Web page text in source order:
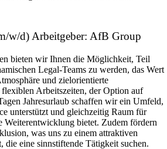
w/d) Arbeitgeber: AfB Group
bieten wir Ihnen die Möglichkeit, Teil
Legal-Teams zu werden, das Wert
und zielorientierte
Arbeitszeiten, der Option auf
Jahresurlaub schaffen wir ein Umfeld,
unterstützt und gleichzeitig Raum für
Weiterentwicklung bietet. Zudem fördern
was uns zu einem attraktiven
die eine sinnstiftende Tätigkeit suchen.